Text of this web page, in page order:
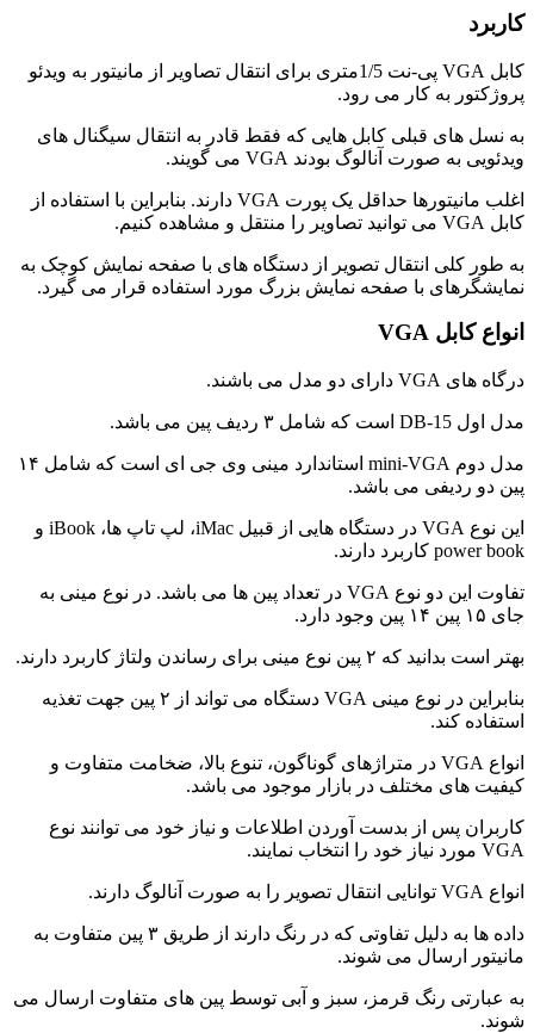
کاربرد
کابل VGA پی-نت 1/5متری برای انتقال تصاویر از مانیتور به ویدئو
پروژکتور به کار می رود.
به نسل های قبلی کابل هایی که فقط قادر به انتقال سیگنال های
ویدئویی به صورت آنالوگ بودند VGA می گویند.
اغلب مانیتورها حداقل یک پورت VGA دارند. بنابراین با استفاده از
کابل VGA می توانید تصاویر را منتقل و مشاهده کنیم.
به طور کلی انتقال تصویر از دستگاه های با صفحه نمایش کوچک به
نمایشگرهای با صفحه نمایش بزرگ مورد استفاده قرار می گیرد.
انواع کابل VGA
درگاه های VGA دارای دو مدل می باشند.
مدل اول DB-15 است که شامل ۳ ردیف پین می باشد.
مدل دوم mini-VGA استاندارد مینی وی جی ای است که شامل ۱۴
پین دو ردیفی می باشد.
این نوع VGA در دستگاه هایی از قبیل iMac، لپ تاپ ها، iBook و
power book کاربرد دارند.
تفاوت این دو نوع VGA در تعداد پین ها می باشد. در نوع مینی به
جای ۱۵ پین ۱۴ پین وجود دارد.
بهتر است بدانید که ۲ پین نوع مینی برای رساندن ولتاژ کاربرد دارند.
بنابراین در نوع مینی VGA دستگاه می تواند از ۲ پین جهت تغذیه
استفاده کند.
انواع VGA در متراژهای گوناگون، تنوع بالا، ضخامت متفاوت و
کیفیت های مختلف در بازار موجود می باشد.
کاربران پس از بدست آوردن اطلاعات و نیاز خود می توانند نوع
VGA مورد نیاز خود را انتخاب نمایند.
انواع VGA توانایی انتقال تصویر را به صورت آنالوگ دارند.
داده ها به دلیل تفاوتی که در رنگ دارند از طریق ۳ پین متفاوت به
مانیتور ارسال می شوند.
به عبارتی رنگ قرمز، سبز و آبی توسط پین های متفاوت ارسال می
شوند.